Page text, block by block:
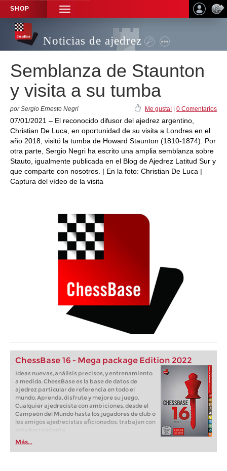
SHOP
TOGGLE
NAVIGATION
Noticias de ajedrez
Semblanza de Staunton
y visita a su tumba
por Sergio Ernesto Negri Me gusta! 0 Comentarios
07/01/2021 – El reconocido difusor del ajedrez argentino,
Christian De Luca, en oportunidad de su visita a Londres en el
año 2018, visitó la tumba de Howard Staunton (1810-1874). Por
otra parte, Sergio Negri ha escrito una amplia semblanza sobre
Stauto, igualmente publicada en el Blog de Ajedrez Latitud Sur y
que comparte con nosotros. | En la foto: Christian De Luca |
Captura del vídeo de la visita
ChessBase 16 - Mega package Edition 2022
Ideas nuevas, análisis precisos, y entrenamiento
a medida. ChessBase es la base de datos de
ajedrez particular de referencia en todo el
mundo. Aprenda, disfrute y mejore su juego.
Cualquier ajedrecista con ambiciones, desde el
Campeón del Mundo hasta los jugadores de club o
los amigos ajedrecistas aficionados, trabajan con
Más...